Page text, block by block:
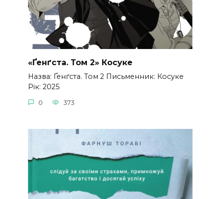
«Ґенґста. Том 2» Косуке
Назва: Ґенґста. Том 2 Письменник: Косуке
Рік: 2025
0 373